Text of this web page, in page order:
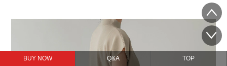
BUY NOW Q&A TOP